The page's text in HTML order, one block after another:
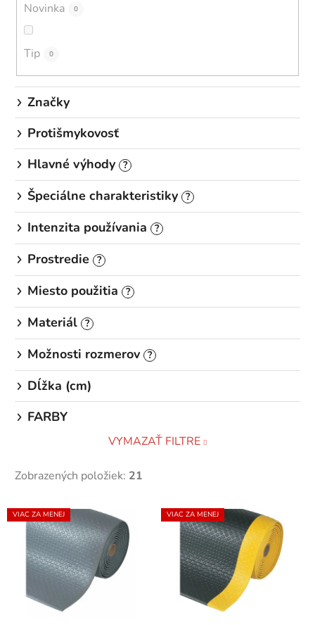
Novinka 0
Tip 0
Značky
Protišmykovosť
Hlavné výhody ?
Špeciálne charakteristiky ?
Intenzita používania ?
Prostredie ?
Miesto použitia ?
Materiál ?
Možnosti rozmerov ?
Dĺžka (cm)
FARBY
VYMAZAŤ FILTRE
Zobrazených položiek: 21
V
ý
VIAC ZA MENEJ VIAC ZA MENEJ